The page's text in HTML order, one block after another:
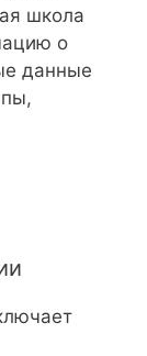
школа
о
данные